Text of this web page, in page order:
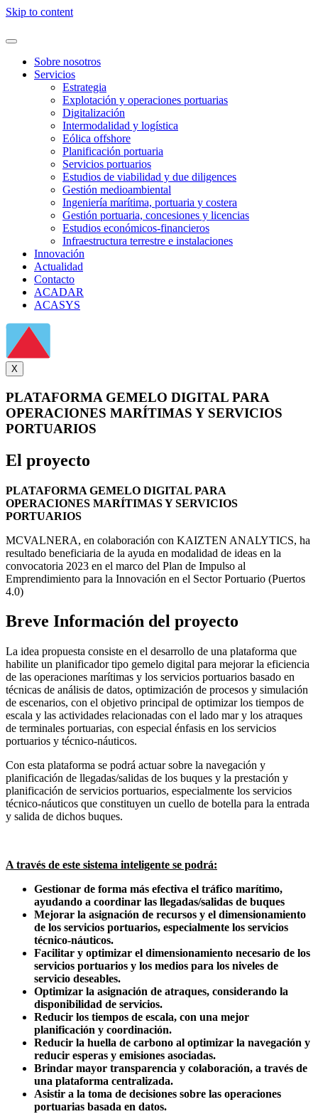
Skip to content
Sobre nosotros
Servicios
Estrategia
Explotación y operaciones portuarias
Digitalización
Intermodalidad y logística
Eólica offshore
Planificación portuaria
Servicios portuarios
Estudios de viabilidad y due diligences
Gestión medioambiental
Ingeniería marítima, portuaria y costera
Gestión portuaria, concesiones y licencias
Estudios económicos-financieros
Infraestructura terrestre e instalaciones
Innovación
Actualidad
Contacto
ACADAR
ACASYS
X
PLATAFORMA GEMELO DIGITAL PARA
OPERACIONES MARÍTIMAS Y SERVICIOS
PORTUARIOS
El proyecto
PLATAFORMA GEMELO DIGITAL PARA
OPERACIONES MARÍTIMAS Y SERVICIOS
PORTUARIOS
MCVALNERA, en colaboración con KAIZTEN ANALYTICS, ha
resultado beneficiaria de la ayuda en modalidad de ideas en la
convocatoria 2023 en el marco del Plan de Impulso al
Emprendimiento para la Innovación en el Sector Portuario (Puertos
4.0)
Breve Información del proyecto
La idea propuesta consiste en el desarrollo de una plataforma que
habilite un planificador tipo gemelo digital para mejorar la eficiencia
de las operaciones marítimas y los servicios portuarios basado en
técnicas de análisis de datos, optimización de procesos y simulación
de escenarios, con el objetivo principal de optimizar los tiempos de
escala y las actividades relacionadas con el lado mar y los atraques
de terminales portuarias, con especial énfasis en los servicios
portuarios y técnico-náuticos.
Con esta plataforma se podrá actuar sobre la navegación y
planificación de llegadas/salidas de los buques y la prestación y
planificación de servicios portuarios, especialmente los servicios
técnico-náuticos que constituyen un cuello de botella para la entrada
y salida de dichos buques.
A través de este sistema inteligente se podrá:
Gestionar de forma más efectiva el tráfico marítimo,
ayudando a coordinar las llegadas/salidas de buques
Mejorar la asignación de recursos y el dimensionamiento
de los servicios portuarios, especialmente los servicios
técnico-náuticos.
Facilitar y optimizar el dimensionamiento necesario de los
servicios portuarios y los medios para los niveles de
servicio deseables.
Optimizar la asignación de atraques, considerando la
disponibilidad de servicios.
Reducir los tiempos de escala, con una mejor
planificación y coordinación.
Reducir la huella de carbono al optimizar la navegación y
reducir esperas y emisiones asociadas.
Brindar mayor transparencia y colaboración, a través de
una plataforma centralizada.
Asistir a la toma de decisiones sobre las operaciones
portuarias basada en datos.